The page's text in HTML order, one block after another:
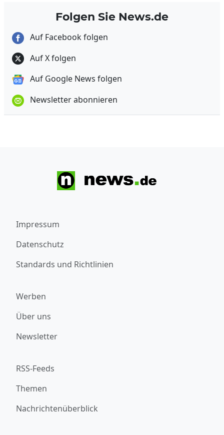
Folgen Sie News.de
Auf Facebook folgen
Auf X folgen
Auf Google News folgen
Newsletter abonnieren
Impressum
Datenschutz
Standards und Richtlinien
Werben
Über uns
Newsletter
RSS-Feeds
Themen
Nachrichtenüberblick